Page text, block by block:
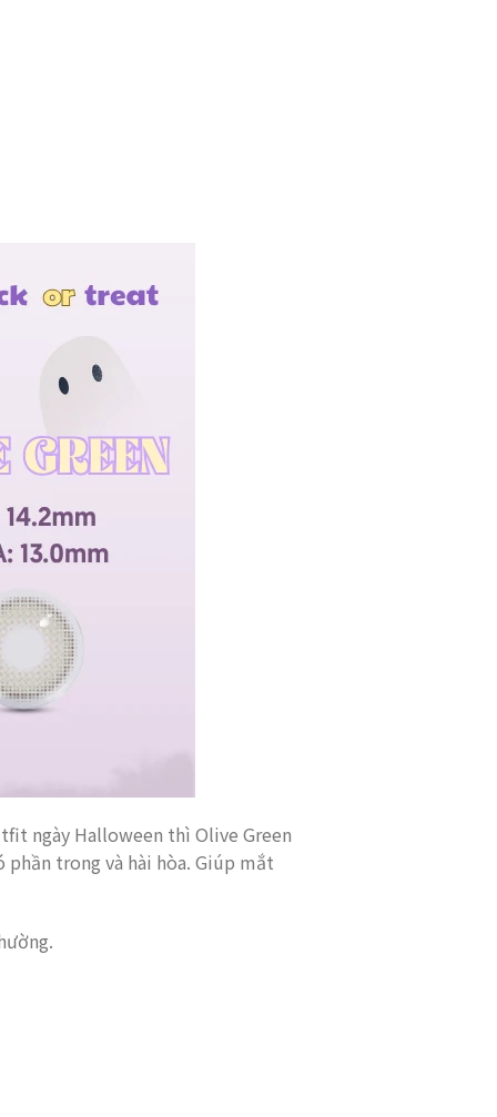
ngày Halloween thì Olive Green
phần trong và hài hòa. Giúp mắt